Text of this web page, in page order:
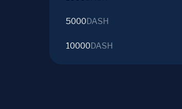
5000DASH
10000DASH